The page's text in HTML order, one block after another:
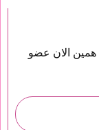
همین الان عضو